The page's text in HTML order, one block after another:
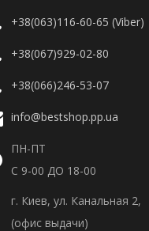
+38(063)116-60-65 (Viber)
+38(067)929-02-80
+38(066)246-53-07
info@bestshop.pp.ua
ПН-ПТ
С 9-00 ДО 18-00
г. Киев, ул. Канальная 2,
(офис выдачи)